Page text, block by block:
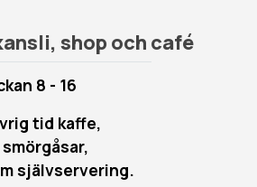
shop och café
8 - 16
tid kaffe,
självservering.